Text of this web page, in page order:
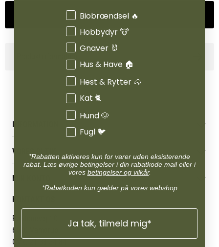
Tilføj til kurv
INFORMATION
Reklamations- & fortrydelsesret
Levering & afhentning
Følg din bestilling
Persondatapolitik
Cookies
Returportal
VORES BUTIK
Vores butikker
Job
Mærker
Om os
Om Vestjyllands Andel
Blog
Ofte stillede spørgsmål
MIN KONTO
Administrer min konto
Min Konto
KONTAKT OS
Pantonevej 10
6580 Vamdrup
CVR: 21 38 54 84
Interesser
Biobrændsel 🔥
Hobbydyr 🐮
Gnaver 🐰
Hus & Have 🏠
Hest & Rytter 🐴
Kat 🐈
Hund 🐶
Fugl 🐦
*Rabatten aktiveres kun for varer uden eksisterende
rabat. Læs øvrige betingelser i din rabatkode mail eller i
vores betingelser og vilkår.
*Rabatkoden kun gælder på vores webshop
Ja tak, tilmeld mig*